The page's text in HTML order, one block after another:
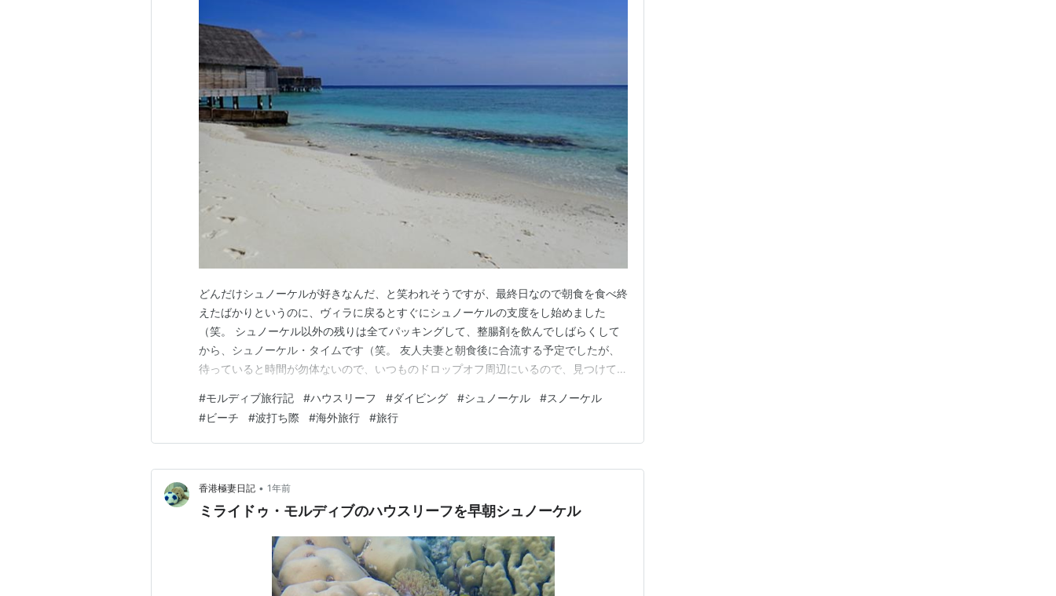
どんだけシュノーケルが好きなんだ、と笑われそうですが、最終日なので朝食を食べ終
えたばかりというのに、ヴィラに戻るとすぐにシュノーケルの支度をし始めました
（笑。 シュノーケル以外の残りは全てパッキングして、整腸剤を飲んでしばらくして
から、シュノーケル・タイムです（笑。 友人夫妻と朝食後に合流する予定でしたが、
待っていると時間が勿体ないので、いつものドロップオフ周辺にいるので、見つけてね
が目印のチャネルを抜けてドロップオフに向かいます。 途中で出会したゴマモンの背
鰭チェックをすると、立ってなかったので、安心して通り…
#モルディブ旅行記 #ハウスリーフ #ダイビング #シュノーケル #スノーケル
#ビーチ #波打ち際 #海外旅行 #旅行
香港極妻日記 • 1年前
ミライドゥ・モルディブのハウスリーフを早朝シュノーケル